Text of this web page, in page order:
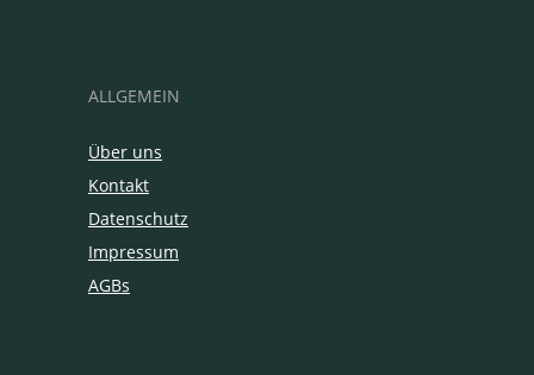
ALLGEMEIN
Über uns
Kontakt
Datenschutz
Impressum
AGBs